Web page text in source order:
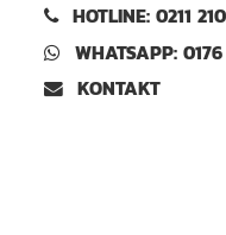
HOTLINE: 0211
WHATSAPP:
KONTAKT